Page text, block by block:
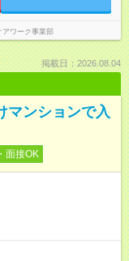
ワーク事業部
掲載日：2026.08.04
マンションで入
面接OK